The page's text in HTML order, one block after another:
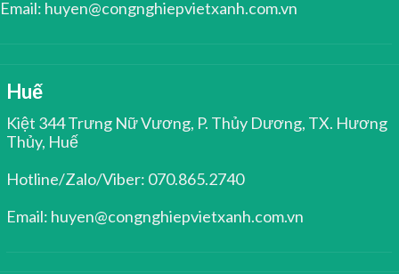
Email: huyen@congnghiepvietxanh.com.vn
Huế
Kiệt 344 Trưng Nữ Vương, P. Thủy Dương, TX. Hương
Thủy, Huế
Hotline/Zalo/Viber: 070.865.2740
Email: huyen@congnghiepvietxanh.com.vn